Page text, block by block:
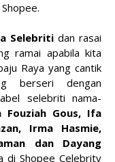
Shopee.
Selebriti dan rasai
ramai apabila kita
Raya yang cantik
berseri dengan
selebriti nama-
Fouziah Gous, Ifa
Irma Hasmie,
dan Dayang
di Shopee Celebrity